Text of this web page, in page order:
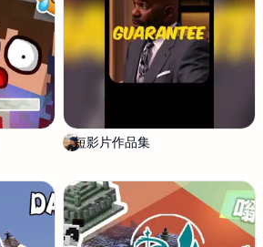
竹
短影片作品集